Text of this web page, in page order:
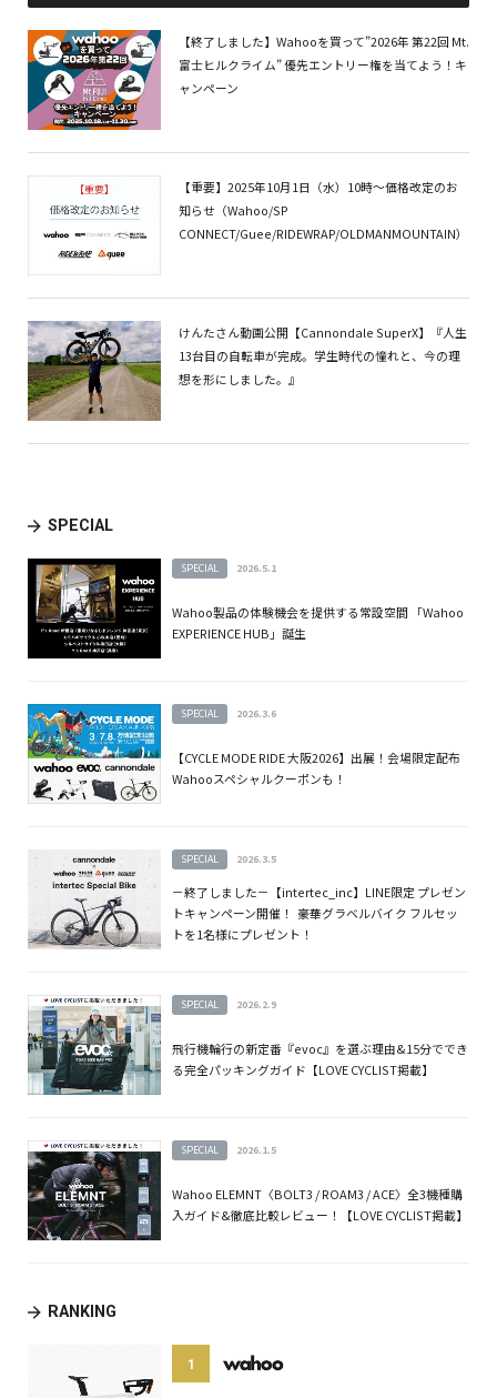
【終了しました】Wahooを買って”2026年 第22回 Mt.
富士ヒルクライム” 優先エントリー権を当てよう！キ
ャンペーン
【重要】2025年10月1日（水）10時～価格改定のお
知らせ（Wahoo/SP
CONNECT/Guee/RIDEWRAP/OLDMANMOUNTAIN）
けんたさん動画公開【Cannondale SuperX】『人生
13台目の自転車が完成。学生時代の憧れと、今の理
想を形にしました。』
SPECIAL
SPECIAL 2026.5.1
Wahoo製品の体験機会を提供する常設空間 「Wahoo
EXPERIENCE HUB」誕生
SPECIAL 2026.3.6
【CYCLE MODE RIDE 大阪2026】出展！会場限定配布
Wahooスペシャルクーポンも！
SPECIAL 2026.3.5
－終了しました－【intertec_inc】LINE限定 プレゼン
トキャンペーン開催！ 豪華グラベルバイク フルセッ
トを1名様にプレゼント！
SPECIAL 2026.2.9
飛行機輪行の新定番『evoc』を選ぶ理由&15分ででき
る完全パッキングガイド【LOVE CYCLIST掲載】
SPECIAL 2026.1.5
Wahoo ELEMNT〈BOLT3 / ROAM3 / ACE〉全3機種購
入ガイド&徹底比較レビュー！【LOVE CYCLIST掲載】
RANKING
1